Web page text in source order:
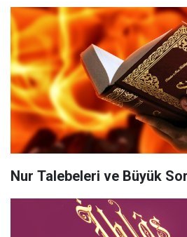
Nur Talebeleri ve Büyük